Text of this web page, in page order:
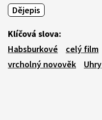
Dějepis
Klíčová slova:
Habsburkové
celý film
vrcholný novověk
Uhry